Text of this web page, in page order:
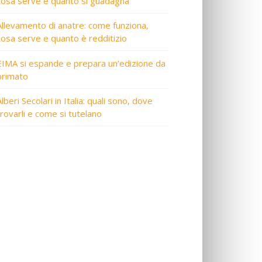
di anatre: come funziona,
serve e quanto è redditizio
si espande e prepara un’edizione da
Secolari in Italia: quali sono, dove
e come si tutelano